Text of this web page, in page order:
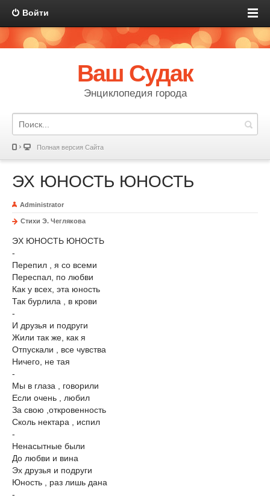
Войти
Ваш Судак
Энциклопедия города
Полная версия Сайта
ЭХ ЮНОСТЬ ЮНОСТЬ
Administrator
Стихи Э. Чеглякова
ЭХ ЮНОСТЬ ЮНОСТЬ
-
Перепил , я со всеми
Переспал, по любви
Как у всех, эта юность
Так бурлила , в крови
-
И друзья и подруги
Жили так же, как я
Отпускали , все чувства
Ничего, не тая
-
Мы в глаза , говорили
Если очень , любил
За свою ,откровенность
Сколь нектара , испил
-
Ненасытные были
До любви и вина
Эх друзья и подруги
Юность , раз лишь дана
-